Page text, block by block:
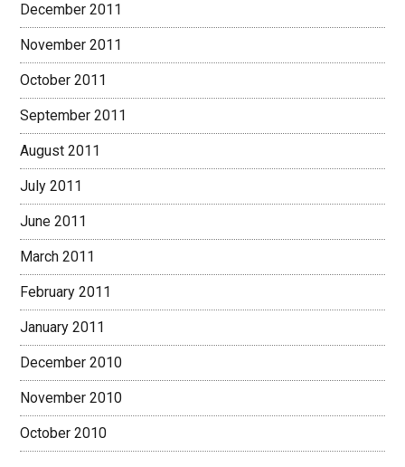
December 2011
November 2011
October 2011
September 2011
August 2011
July 2011
June 2011
March 2011
February 2011
January 2011
December 2010
November 2010
October 2010